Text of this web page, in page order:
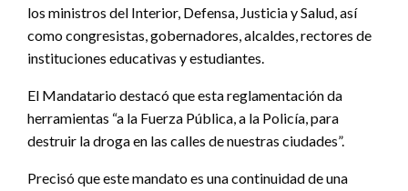
los ministros del Interior, Defensa, Justicia y Salud, así
como congresistas, gobernadores, alcaldes, rectores de
instituciones educativas y estudiantes.
El Mandatario destacó que esta reglamentación da
herramientas “a la Fuerza Pública, a la Policía, para
destruir la droga en las calles de nuestras ciudades”.
Precisó que este mandato es una continuidad de una